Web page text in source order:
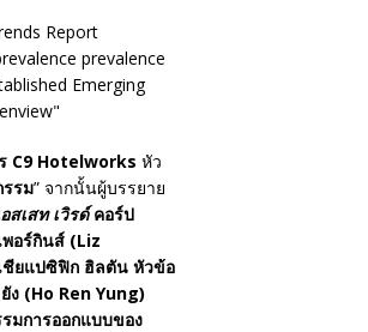
C9 Hotelworks หัว
รม” จากนั้นผู้บรรยาย
สเสท เวิรด์คอร์ป
พอร์กินส์ (Liz
ชียแปซิฟิก ฮิลตัน หัวข้อ
ง (Ho Ren Yung)
การออกแบบของ